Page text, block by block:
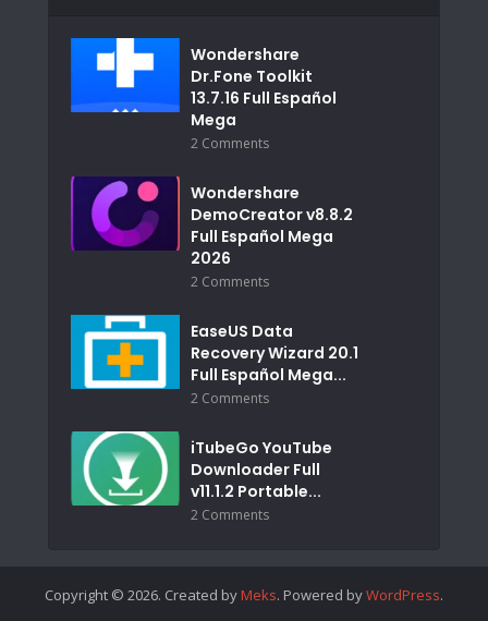
Wondershare
Dr.Fone Toolkit
13.7.16 Full Español
Mega
2 Comments
Wondershare
DemoCreator v8.8.2
Full Español Mega
2026
2 Comments
EaseUS Data
Recovery Wizard 20.1
Full Español Mega...
2 Comments
iTubeGo YouTube
Downloader Full
v11.1.2 Portable...
2 Comments
Copyright © 2026. Created byMeks. Powered byWordPress.